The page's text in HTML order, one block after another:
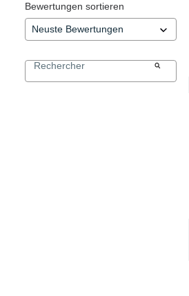
Bewertungen sortieren